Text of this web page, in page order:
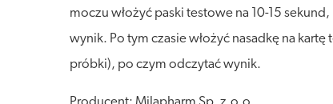
moczu włożyć paski testowe na 10-15
wynik. Po tym czasie włożyć nasadkę na
próbki), po czym odczytać wynik.